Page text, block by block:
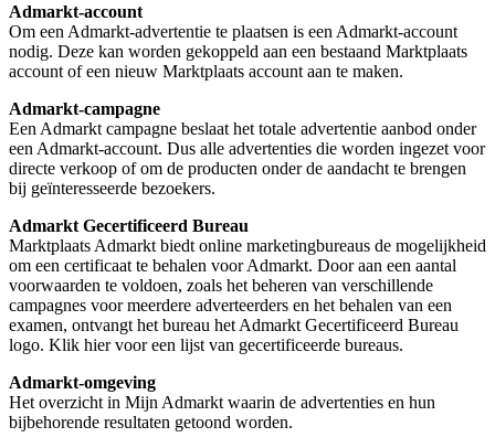
Admarkt-account
Om een Admarkt-advertentie te plaatsen is een Admarkt-account
nodig. Deze kan worden gekoppeld aan een bestaand Marktplaats
account of een nieuw Marktplaats account aan te maken.
Admarkt-campagne
Een Admarkt campagne beslaat het totale advertentie aanbod onder
een Admarkt-account. Dus alle advertenties die worden ingezet voor
directe verkoop of om de producten onder de aandacht te brengen
bij geïnteresseerde bezoekers.
Admarkt Gecertificeerd Bureau
Marktplaats Admarkt biedt online marketingbureaus de mogelijkheid
om een certificaat te behalen voor Admarkt. Door aan een aantal
voorwaarden te voldoen, zoals het beheren van verschillende
campagnes voor meerdere adverteerders en het behalen van een
examen, ontvangt het bureau het Admarkt Gecertificeerd Bureau
logo. Klik hier voor een lijst van gecertificeerde bureaus.
Admarkt-omgeving
Het overzicht in Mijn Admarkt waarin de advertenties en hun
bijbehorende resultaten getoond worden.